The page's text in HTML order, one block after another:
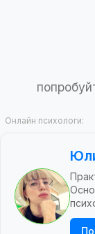
Онлайн психологи: